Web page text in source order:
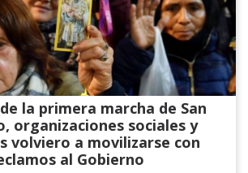
la primera marcha de San
organizaciones sociales y
volviero a movilizarse con
al Gobierno